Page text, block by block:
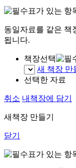
표가 있는 항
동일자료를 같은 책
됩니다.
책장선택
새 책장 만
선택한 자료
취소 내책장에 담기
새책장 만들기
닫기
표가 있는 항